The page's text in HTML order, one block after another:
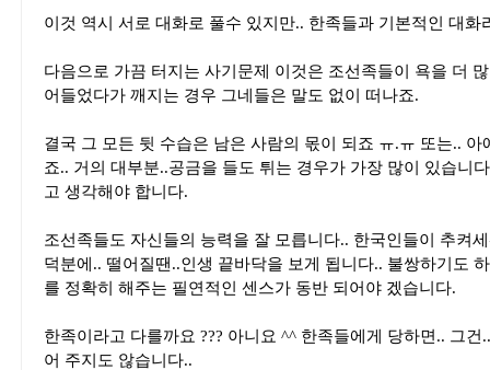
이것 역시 서로 대화로 풀수 있지만.. 한족들과 기본적인 대화
다음으로 가끔 터지는 사기문제 이것은 조선족들이 욕을 더
어들었다가 깨지는 경우 그네들은 말도 없이 떠나죠.
결국 그 모든 뒷 수습은 남은 사람의 몫이 되죠 ㅠ.ㅠ 또는..
죠.. 거의 대부분..공금을 들도 튀는 경우가 가장 많이 있습니
고 생각해야 합니다.
조선족들도 자신들의 능력을 잘 모릅니다.. 한국인들이 추켜
덕분에.. 떨어질땐..인생 끝바닥을 보게 됩니다.. 불쌍하기도
를 정확히 해주는 필연적인 센스가 동반 되어야 겠습니다.
한족이라고 다를까요 ??? 아니요 ^^ 한족들에게 당하면.. 그
어 주지도 않습니다..